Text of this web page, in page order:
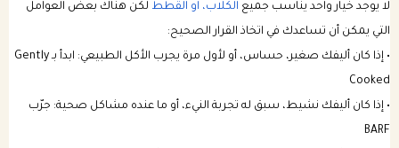
لا يوجد خيار واحد يناسب جميع الكلاب،او القططلكن هناك بعض العوامل
التي يمكن أن تساعدك في اتخاذ القرار الصحيح:
• إذا كان أليفك صغير، حساس، أو لأول مرة يجرب الأكل الطبيعي: ابدأ بـ Gently
Cooked
• إذا كان أليفك نشيط، سبق له تجربة النيء، أو ما عنده مشاكل صحية: جرّب
BARF